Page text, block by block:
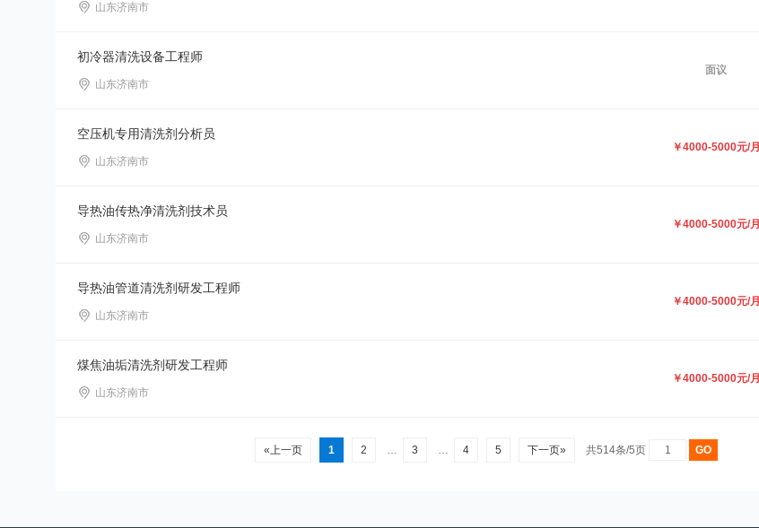
山东济南市
初冷器清洗设备工程师
山东济南市
面议
空压机专用清洗剂分析员
山东济南市
￥4000-5000元/月
导热油传热净清洗剂技术员
山东济南市
￥4000-5000元/月
导热油管道清洗剂研发工程师
山东济南市
￥4000-5000元/月
煤焦油垢清洗剂研发工程师
山东济南市
￥4000-5000元/月
«上一页 1 2 … 3 … 4 5 下一页» 共514条/5页